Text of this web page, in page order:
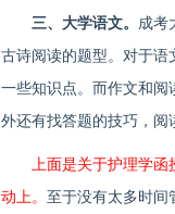
三、大学语文。 成考
古诗阅读的题型。对于语
一些知识点。而作文和阅
外还有找答题的技巧，阅
上面是关于护理学
动上。 至于没有太多时间